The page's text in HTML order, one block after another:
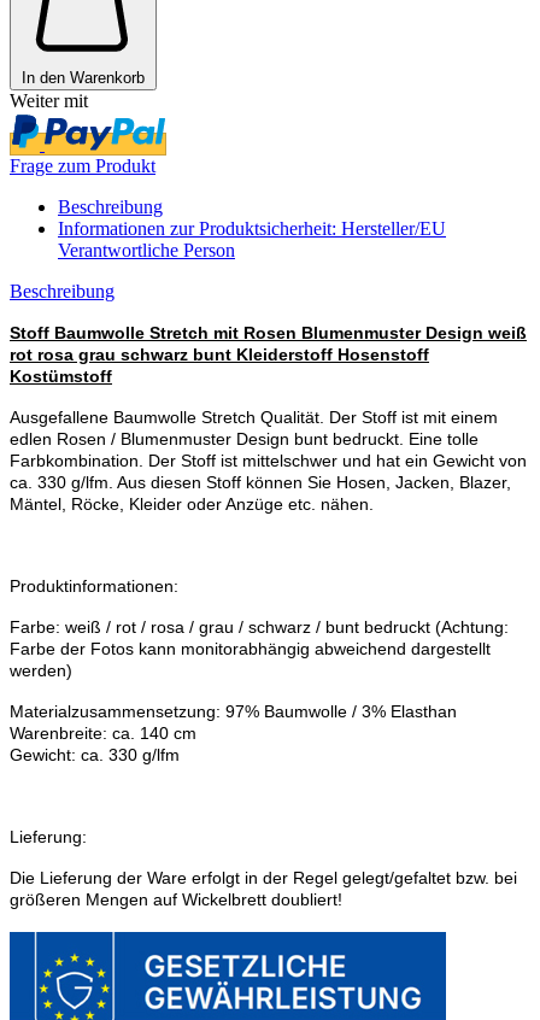
In den Warenkorb
Weiter mit
Frage zum Produkt
Beschreibung
Informationen zur Produktsicherheit: Hersteller/EU
Verantwortliche Person
Beschreibung
Stoff Baumwolle Stretch mit Rosen Blumenmuster Design weiß
rot rosa grau schwarz bunt Kleiderstoff Hosenstoff
Kostümstoff
Ausgefallene Baumwolle Stretch Qualität. Der Stoff ist mit einem
edlen Rosen / Blumenmuster Design bunt bedruckt. Eine tolle
Farbkombination. Der Stoff ist mittelschwer und hat ein Gewicht von
ca. 330 g/lfm. Aus diesen Stoff können Sie Hosen, Jacken, Blazer,
Mäntel, Röcke, Kleider oder Anzüge etc. nähen.
Produktinformationen:
Farbe: weiß / rot / rosa / grau / schwarz / bunt bedruckt (Achtung:
Farbe der Fotos kann monitorabhängig abweichend dargestellt
werden)
Materialzusammensetzung: 97% Baumwolle / 3% Elasthan
Warenbreite: ca. 140 cm
Gewicht: ca. 330 g/lfm
Lieferung:
Die Lieferung der Ware erfolgt in der Regel gelegt/gefaltet bzw. bei
größeren Mengen auf Wickelbrett doubliert!